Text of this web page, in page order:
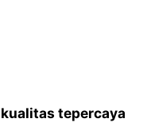
tepercaya